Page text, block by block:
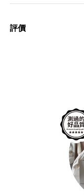
評價